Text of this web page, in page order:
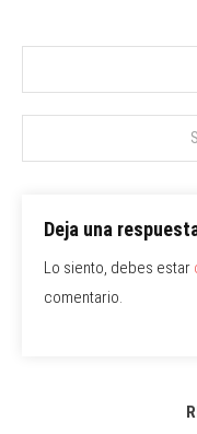
de
entradas
Deja una
Lo siento, debes estar
comentario.